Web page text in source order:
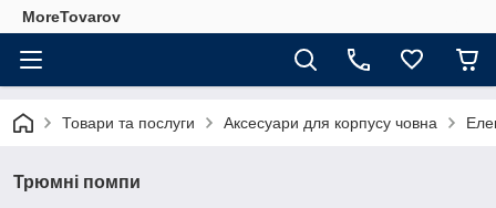
MoreTovarov
Товари та послуги Аксесуари для корпусу човна
Трюмні помпи